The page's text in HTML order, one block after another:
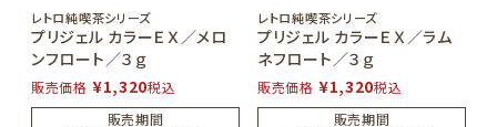
レトロ純喫茶シリーズ
プリジェル カラーＥＸ／メロ
ンフロート／３ｇ
販売価格 ¥1,320税込
販売期間
レトロ純喫茶シリーズ
プリジェル カラーＥＸ／ラム
ネフロート／３ｇ
販売価格 ¥1,320税込
販売期間